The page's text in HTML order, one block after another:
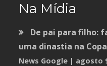
Na Mídia
De pai para filho:
uma dinastia na
News Google agosto